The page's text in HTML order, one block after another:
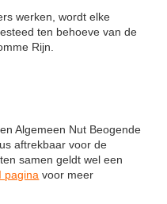
werken, wordt elke
ten behoeve van de
Rijn.
Algemeen Nut Beogende
aftrekbaar voor de
samen geldt wel een
pagina voor meer